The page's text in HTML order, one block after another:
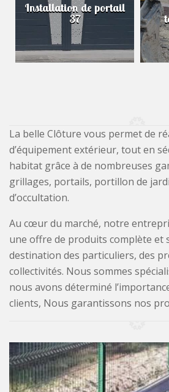
Installation de portail
37
La belle Clôture vous permet de
d’équipement extérieur, tout en
habitat grâce à de nombreuses
grillages, portails, portillon de
d’occultation.
Au cœur du marché, notre
une offre de produits complète et
destination des particuliers, des
collectivités. Nous sommes
nous avons déterminé
clients, Nous garantissons nos